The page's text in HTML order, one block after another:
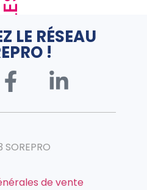
LE RÉSEAU
!
de vente